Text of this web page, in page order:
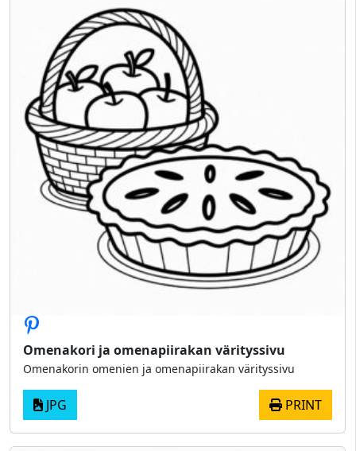
Omenakori ja omenapiirakan värityssivu
Omenakorin omenien ja omenapiirakan värityssivu
JPG PRINT